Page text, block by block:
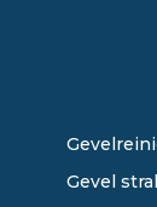
Gevel